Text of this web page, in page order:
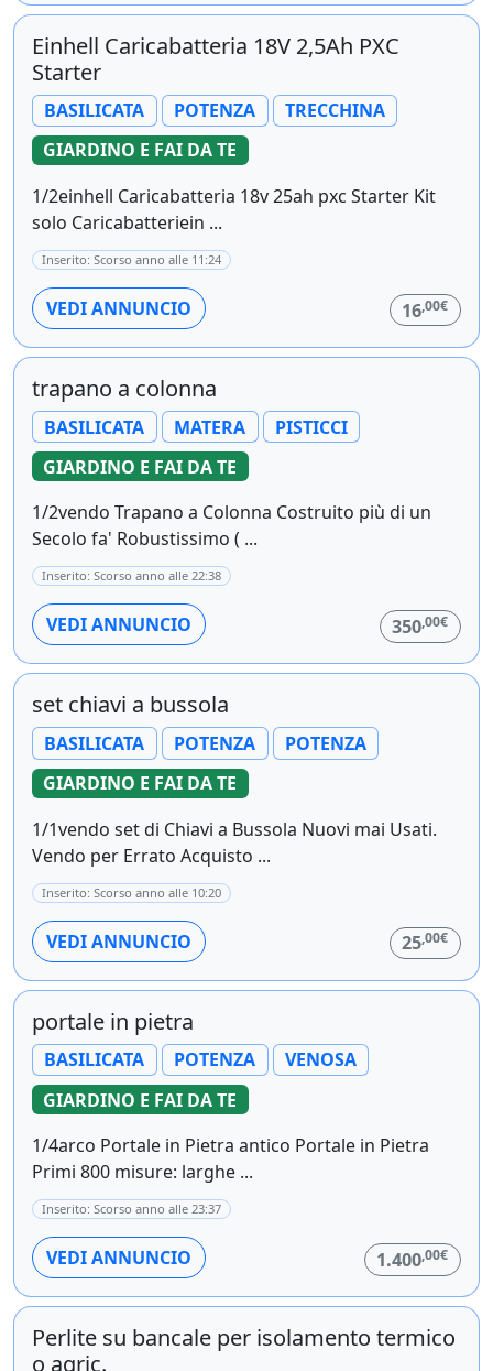
Einhell Caricabatteria 18V 2,5Ah PXC
Starter
BASILICATA POTENZA
TRECCHINA
GIARDINO E FAI DA TE
1/2einhell Caricabatteria 18v 25ah pxc Starter Kit
solo Caricabatteriein ...
Inserito: Scorso anno alle 11:24
VEDI ANNUNCIO 16,00€
trapano a colonna
BASILICATA MATERA
PISTICCI
GIARDINO E FAI DA TE
1/2vendo Trapano a Colonna Costruito più di un
Secolo fa' Robustissimo ( ...
Inserito: Scorso anno alle 22:38
VEDI ANNUNCIO 350,00€
set chiavi a bussola
BASILICATA POTENZA
POTENZA
GIARDINO E FAI DA TE
1/1vendo set di Chiavi a Bussola Nuovi mai Usati.
Vendo per Errato Acquisto ...
Inserito: Scorso anno alle 10:20
VEDI ANNUNCIO 25,00€
portale in pietra
BASILICATA POTENZA
VENOSA
GIARDINO E FAI DA TE
1/4arco Portale in Pietra antico Portale in Pietra
Primi 800 misure: larghe ...
Inserito: Scorso anno alle 23:37
VEDI ANNUNCIO 1.400,00€
Perlite su bancale per isolamento termico
o agric.